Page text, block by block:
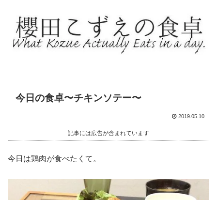
今日の食卓〜チキンソテー〜
2019.05.10
記事には広告が含まれています
今日は鶏肉が食べたくて。